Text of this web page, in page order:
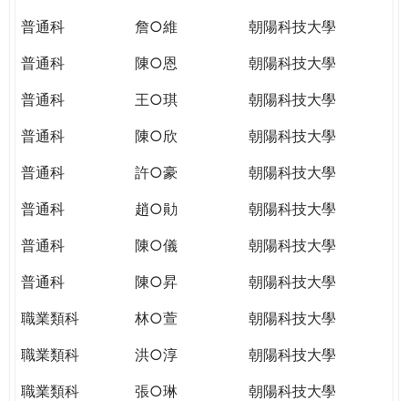
WAGOR
TODAY
THE
WORLD
PUTTING
YOU
THE
GLOBAL
CITIZENSHIP
普通科
詹○維
朝陽科技大學
普通科
陳○恩
朝陽科技大學
普通科
王○琪
朝陽科技大學
普通科
陳○欣
朝陽科技大學
普通科
許○豪
朝陽科技大學
普通科
趙○勛
朝陽科技大學
普通科
陳○儀
朝陽科技大學
普通科
陳○昇
朝陽科技大學
職業類科
林○萱
朝陽科技大學
職業類科
洪○淳
朝陽科技大學
職業類科
張○琳
朝陽科技大學